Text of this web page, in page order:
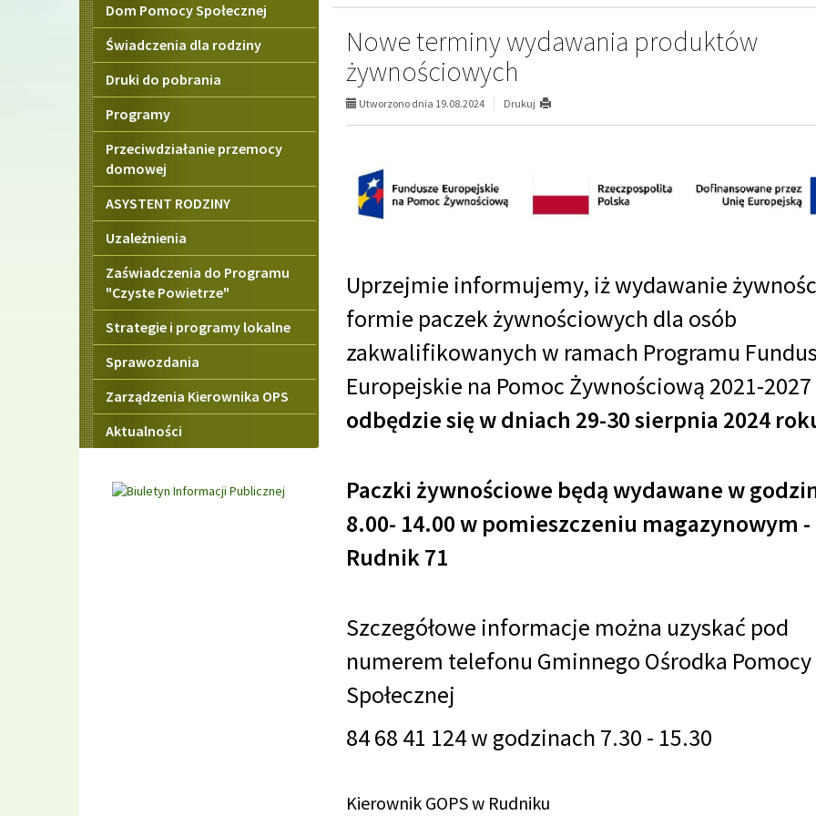
Dom Pomocy Społecznej
Świadczenia dla rodziny
Druki do pobrania
Programy
Przeciwdziałanie przemocy
domowej
ASYSTENT RODZINY
Uzależnienia
Zaświadczenia do Programu
"Czyste Powietrze"
Strategie i programy lokalne
Sprawozdania
Zarządzenia Kierownika OPS
Aktualności
Nowe terminy wydawania produktów
żywnościowych
Utworzono dnia 19.08.2024 Drukuj
Uprzejmie informujemy, iż wydawanie
formie paczek żywnościowych dla osób
zakwalifikowanych w ramach Programu
Europejskie na Pomoc Żywnościową 2021-2027
odbędzie się w dniach 29-30 sierpnia 2024
Paczki żywnościowe będą wydawane w
8.00- 14.00 w pomieszczeniu magazynowym -
Rudnik 71
Szczegółowe informacje można uzyskać pod
numerem telefonu Gminnego Ośrodka Pomocy
Społecznej
84 68 41 124 w godzinach 7.30 - 15.30
Kierownik GOPS w Rudniku